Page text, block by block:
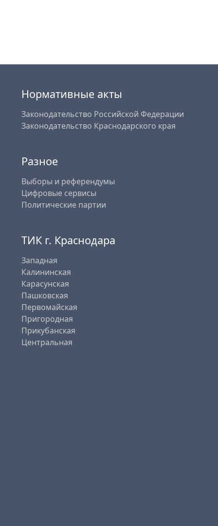
Нормативные акты
Законодательство Российской Федерации
Законодательство Краснодарского края
Разное
Выборы и референдумы
Цифровые сервисы
Политические партии
ТИК г. Краснодара
Западная
Калининская
Карасунская
Пашковская
Первомайская
Пригородная
Прикубанская
Центральная